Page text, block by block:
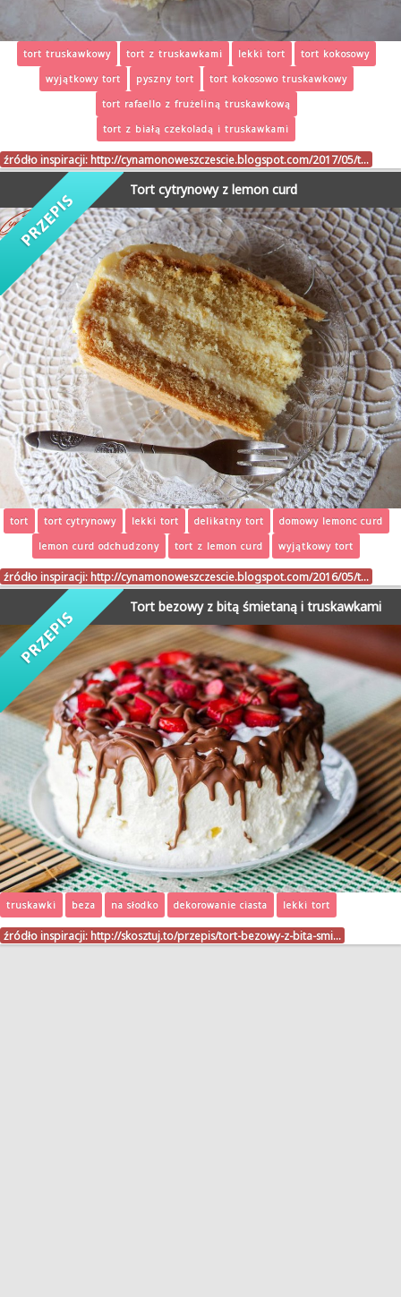
tort truskawkowy tort z truskawkami lekki tort
tort kokosowy
wyjątkowy tort
pyszny tort
tort kokosowo truskawkowy
tort rafaello z frużeliną truskawkową
tort z białą czekoladą i truskawkami
źródło inspiracji: http://cynamonoweszczescie.blogspot.com/2017/05/t…
Tort cytrynowy z lemon curd
tort tort cytrynowy lekki tort delikatny tort
domowy lemonc curd
lemon curd odchudzony
tort z lemon curd wyjątkowy tort
źródło inspiracji: http://cynamonoweszczescie.blogspot.com/2016/05/t…
Tort bezowy z bitą śmietaną i truskawkami
truskawki beza na słodko dekorowanie ciasta lekki tort
źródło inspiracji: http://skosztuj.to/przepis/tort-bezowy-z-bita-smi…